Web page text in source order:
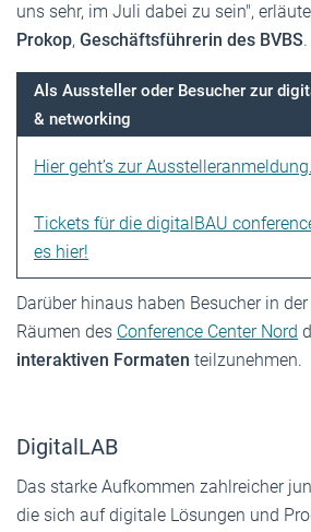
uns sehr, im Juli dabei zu sein",
Prokop, Geschäftsführerin des BVBS.
Als Aussteller oder Besucher zur
& networking
Hier geht’s zur Ausstelleranmeldung.
Tickets für die digitalBAU
es hier!
Darüber hinaus haben Besucher in der
Räumen des Conference Center Nord
interaktiven Formaten teilzunehmen.
DigitalLAB
Das starke Aufkommen zahlreicher
die sich auf digitale Lösungen und